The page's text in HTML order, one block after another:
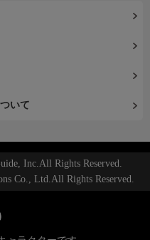
いて
Inc.All Rights Reserved.
Co., Ltd.All Rights Reserved.